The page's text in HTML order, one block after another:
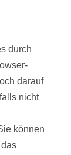
durch
darauf
nicht
können